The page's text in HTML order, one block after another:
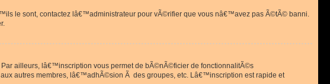
le sont, contactez lâ€™administrateur pour vÃ©rifier que vous nâ€™avez pas Ã©tÃ© banni.
ailleurs, lâ€™inscription vous permet de bÃ©nÃ©ficier de fonctionnalitÃ©s
autres membres, lâ€™adhÃ©sion Ã des groupes, etc. Lâ€™inscription est rapide et